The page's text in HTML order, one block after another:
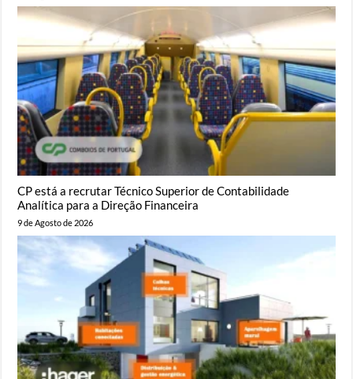
CP está a recrutar Técnico Superior de Contabilidade
Analítica para a Direção Financeira
9 de Agosto de 2026